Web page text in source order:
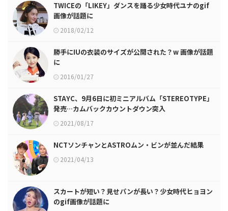
TWICEの「LIKEY」ダンスを踊る少女時代ユナのgif
画像が話題に
2018/02/12
勝手にIUの衣装のサイズが公開された？w 画像が話題
に
2016/01/27
STAYC、9月6日に初ミニアルバム「STEREOTYPE」
発売…カムバックカウントダウン突入
2021/08/17
NCTソンチャンとASTROムン・ビンが並んだ結果
2021/04/13
スカートが短い？見せパンが長い？少女時代ヒョヨン
のgif画像が話題に